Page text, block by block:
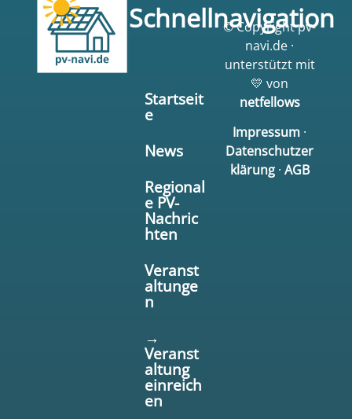
Schnellnavigation
Startseit
e
News
Regional
e PV-
Nachric
hten
Veranst
altunge
n
→
Veranst
altung
einreich
en
© Copyright pv-
navi.de ·
unterstützt mit
💛 von
netfellows
Impressum ·
Datenschutzer
klärung· AGB